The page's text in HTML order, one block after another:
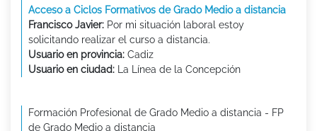
Acceso a Ciclos Formativos de Grado Medio a distancia
Francisco Javier: Por mi situación laboral estoy
solicitando realizar el curso a distancia.
Usuario en provincia: Cadiz
Usuario en ciudad: La Línea de la Concepción
Formación Profesional de Grado Medio a distancia - FP
de Grado Medio a distancia